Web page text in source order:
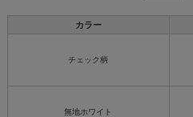
カラー
チェック柄
無地ホワイト